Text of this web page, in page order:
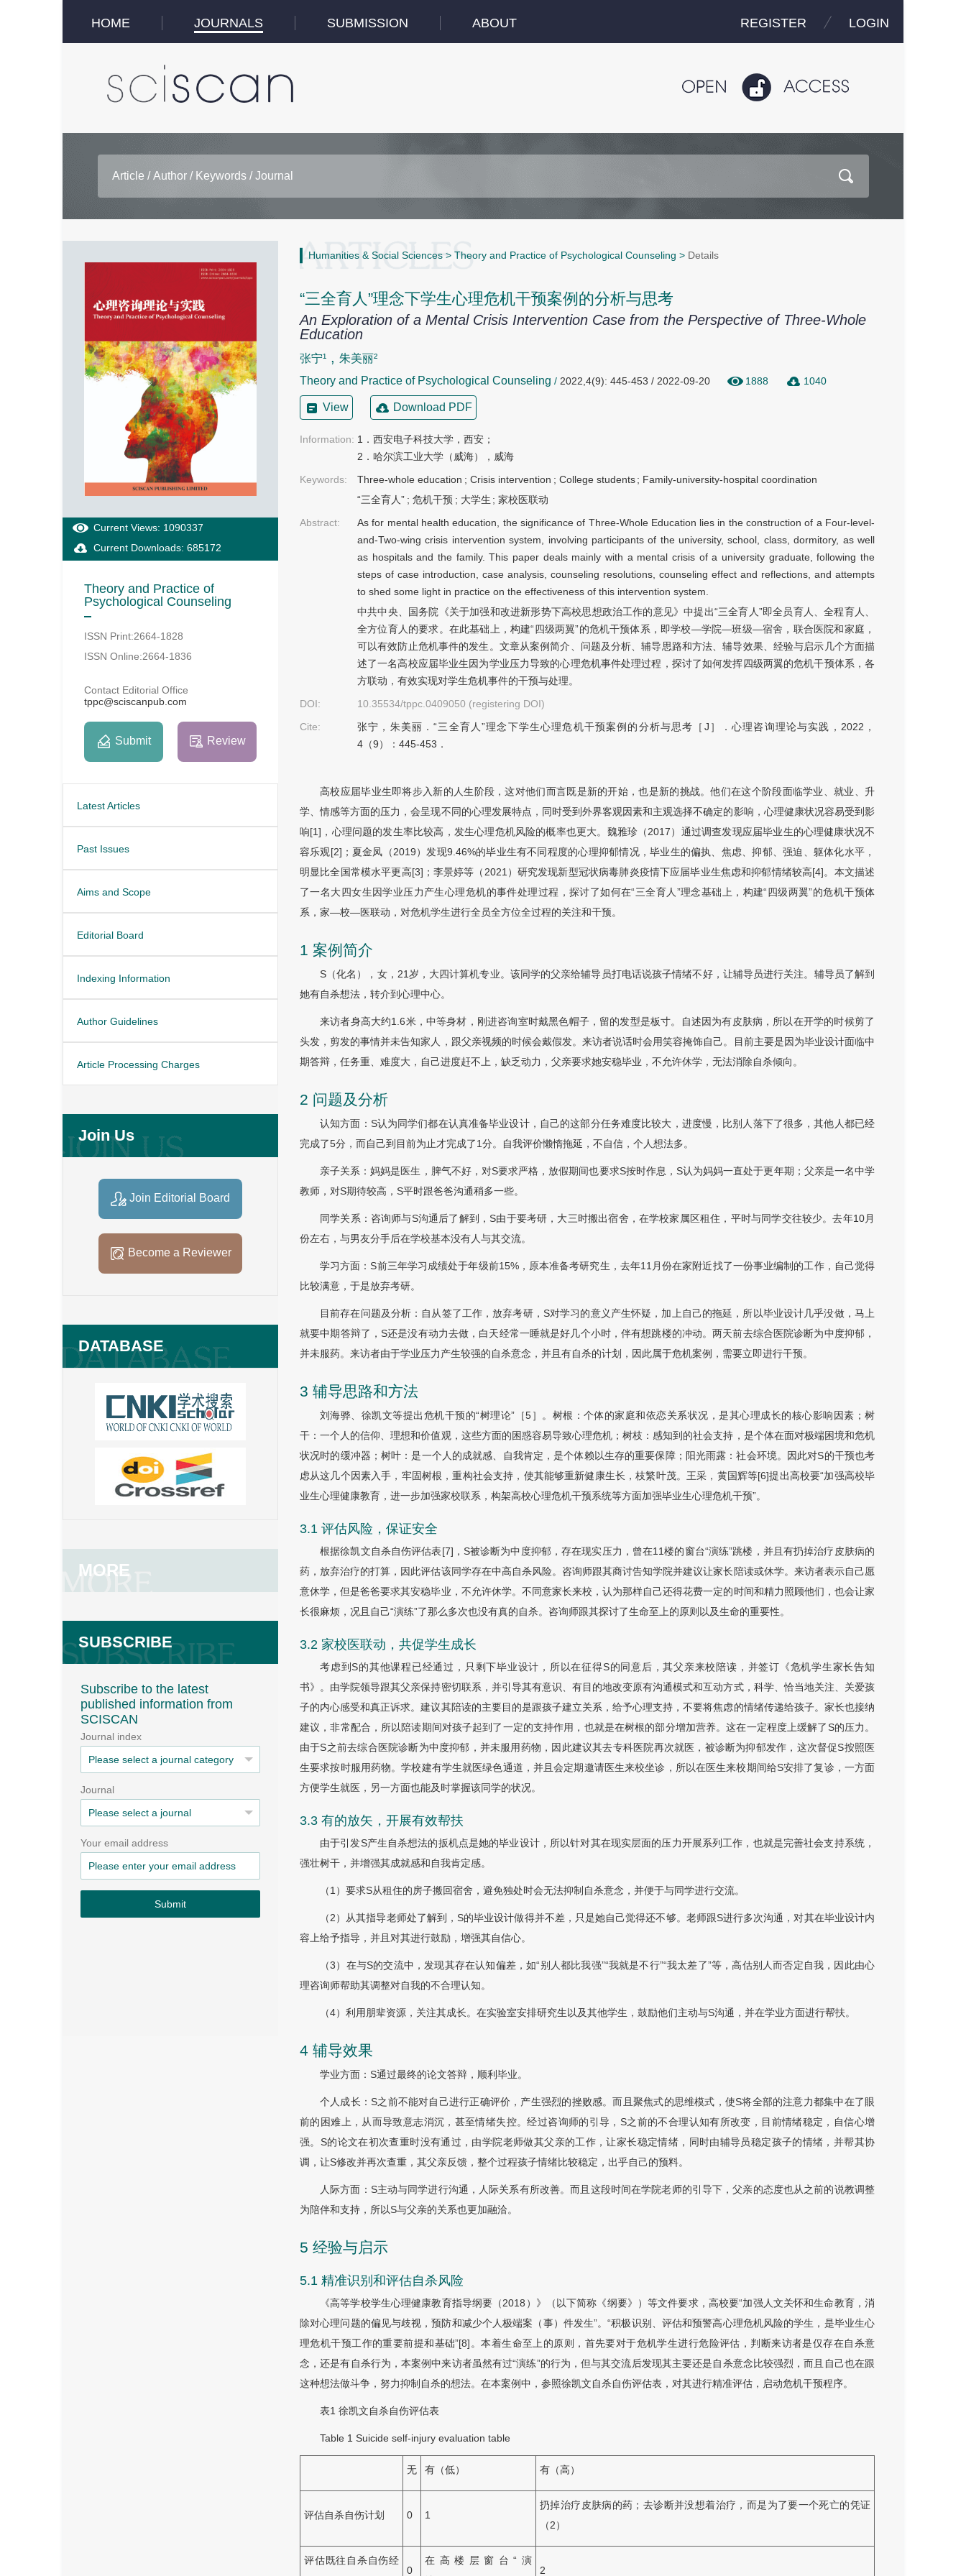
HOME JOURNALS SUBMISSION ABOUT REGISTER LOGIN
Current Views: 1090337
Current Downloads: 685172
Theory and Practice of
Psychological Counseling
ISSN Print:2664-1828
ISSN Online:2664-1836
Contact Editorial Office
tppc@sciscanpub.com
Submit Review
Latest Articles
Past Issues
Aims and Scope
Editorial Board
Indexing Information
Author Guidelines
Article Processing Charges
Join Us
Join Editorial Board
Become a Reviewer
DATABASE
MORE
SUBSCRIBE
Subscribe to the latest
published information from
SCISCAN
Journal index
Journal
Your email address
Submit
Humanities & Social Sciences > Theory and Practice of Psychological Counseling > Details
“三全育人”理念下学生心理危机干预案例的分析与思考
An Exploration of a Mental Crisis Intervention Case from the Perspective of Three-Whole
Education
张宁¹ , 朱美丽²
Theory and Practice of Psychological Counseling / 2022,4(9): 445-453 / 2022-09-20 1888 1040
View Download PDF
Information: 1．西安电子科技大学，西安；
2．哈尔滨工业大学（威海），威海
Keywords:
Three-whole education ; Crisis intervention ; College students ; Family-university-hospital coordination
“三全育人” ; 危机干预 ; 大学生 ;家校医联动
Abstract:
As for mental health education, the significance of Three-Whole Education lies in the construction of a Four-level-
and-Two-wing crisis intervention system, involving participants of the university, school, class, dormitory, as well
as hospitals and the family. This paper deals mainly with a mental crisis of a university graduate, following the
steps of case introduction, case analysis, counseling resolutions, counseling effect and reflections, and attempts
to shed some light in practice on the effectiveness of this intervention system.
中共中央、国务院《关于加强和改进新形势下高校思想政治工作的意见》中提出“三全育人”即全员育人、全程育人、
全方位育人的要求。在此基础上，构建“四级两翼”的危机干预体系，即学校—学院—班级—宿舍，联合医院和家庭，
可以有效防止危机事件的发生。文章从案例简介、问题及分析、辅导思路和方法、辅导效果、经验与启示几个方面描
述了一名高校应届毕业生因为学业压力导致的心理危机事件处理过程，探讨了如何发挥四级两翼的危机干预体系，各
方联动，有效实现对学生危机事件的干预与处理。
DOI:
10.35534/tppc.0409050 (registering DOI)
Cite:
张宁，朱美丽．“三全育人”理念下学生心理危机干预案例的分析与思考［J］．心理咨询理论与实践，2022，
4（9）：445-453．
高校应届毕业生即将步入新的人生阶段，这对他们而言既是新的开始，也是新的挑战。他们在这个阶段面临学业、就业、升
学、情感等方面的压力，会呈现不同的心理发展特点，同时受到外界客观因素和主观选择不确定的影响，心理健康状况容易受到影
响[1]，心理问题的发生率比较高，发生心理危机风险的概率也更大。魏雅珍（2017）通过调查发现应届毕业生的心理健康状况不
容乐观[2]；夏金凤（2019）发现9.46%的毕业生有不同程度的心理抑郁情况，毕业生的偏执、焦虑、抑郁、强迫、躯体化水平，
明显比全国常模水平更高[3]；李景婷等（2021）研究发现新型冠状病毒肺炎疫情下应届毕业生焦虑和抑郁情绪较高[4]。本文描述
了一名大四女生因学业压力产生心理危机的事件处理过程，探讨了如何在“三全育人”理念基础上，构建“四级两翼”的危机干预体
系，家—校—医联动，对危机学生进行全员全方位全过程的关注和干预。
1 案例简介
S（化名），女，21岁，大四计算机专业。该同学的父亲给辅导员打电话说孩子情绪不好，让辅导员进行关注。辅导员了解到
她有自杀想法，转介到心理中心。
来访者身高大约1.6米，中等身材，刚进咨询室时戴黑色帽子，留的发型是板寸。自述因为有皮肤病，所以在开学的时候剪了
头发，剪发的事情并未告知家人，跟父亲视频的时候会戴假发。来访者说话时会用笑容掩饰自己。目前主要是因为毕业设计面临中
期答辩，任务重、难度大，自己进度赶不上，缺乏动力，父亲要求她安稳毕业，不允许休学，无法消除自杀倾向。
2 问题及分析
认知方面：S认为同学们都在认真准备毕业设计，自己的这部分任务难度比较大，进度慢，比别人落下了很多，其他人都已经
完成了5分，而自己到目前为止才完成了1分。自我评价懒惰拖延，不自信，个人想法多。
亲子关系：妈妈是医生，脾气不好，对S要求严格，放假期间也要求S按时作息，S认为妈妈一直处于更年期；父亲是一名中学
教师，对S期待较高，S平时跟爸爸沟通稍多一些。
同学关系：咨询师与S沟通后了解到，S由于要考研，大三时搬出宿舍，在学校家属区租住，平时与同学交往较少。去年10月
份左右，与男友分手后在学校基本没有人与其交流。
学习方面：S前三年学习成绩处于年级前15%，原本准备考研究生，去年11月份在家附近找了一份事业编制的工作，自己觉得
比较满意，于是放弃考研。
目前存在问题及分析：自从签了工作，放弃考研，S对学习的意义产生怀疑，加上自己的拖延，所以毕业设计几乎没做，马上
就要中期答辩了，S还是没有动力去做，白天经常一睡就是好几个小时，伴有想跳楼的冲动。两天前去综合医院诊断为中度抑郁，
并未服药。来访者由于学业压力产生较强的自杀意念，并且有自杀的计划，因此属于危机案例，需要立即进行干预。
3 辅导思路和方法
刘海骅、徐凯文等提出危机干预的“树理论”［5］。树根：个体的家庭和依恋关系状况，是其心理成长的核心影响因素；树
干：一个人的信仰、理想和价值观，这些方面的困惑容易导致心理危机；树枝：感知到的社会支持，是个体在面对极端困境和危机
状况时的缓冲器；树叶：是一个人的成就感、自我肯定，是个体赖以生存的重要保障；阳光雨露：社会环境。因此对S的干预也考
虑从这几个因素入手，牢固树根，重构社会支持，使其能够重新健康生长，枝繁叶茂。王采，黄国辉等[6]提出高校要“加强高校毕
业生心理健康教育，进一步加强家校联系，构架高校心理危机干预系统等方面加强毕业生心理危机干预”。
3.1 评估风险，保证安全
根据徐凯文自杀自伤评估表[7]，S被诊断为中度抑郁，存在现实压力，曾在11楼的窗台“演练”跳楼，并且有扔掉治疗皮肤病的
药，放弃治疗的打算，因此评估该同学存在中高自杀风险。咨询师跟其商讨告知学院并建议让家长陪读或休学。来访者表示自己愿
意休学，但是爸爸要求其安稳毕业，不允许休学。不同意家长来校，认为那样自己还得花费一定的时间和精力照顾他们，也会让家
长很麻烦，况且自己“演练”了那么多次也没有真的自杀。咨询师跟其探讨了生命至上的原则以及生命的重要性。
3.2 家校医联动，共促学生成长
考虑到S的其他课程已经通过，只剩下毕业设计，所以在征得S的同意后，其父亲来校陪读，并签订《危机学生家长告知
书》。由学院领导跟其父亲保持密切联系，并引导其有意识、有目的地改变原有沟通模式和互动方式，科学、恰当地关注、关爱孩
子的内心感受和真正诉求。建议其陪读的主要目的是跟孩子建立关系，给予心理支持，不要将焦虑的情绪传递给孩子。家长也接纳
建议，非常配合，所以陪读期间对孩子起到了一定的支持作用，也就是在树根的部分增加营养。这在一定程度上缓解了S的压力。
由于S之前去综合医院诊断为中度抑郁，并未服用药物，因此建议其去专科医院再次就医，被诊断为抑郁发作，这次督促S按照医
生要求按时服用药物。学校建有学生就医绿色通道，并且会定期邀请医生来校坐诊，所以在医生来校期间给S安排了复诊，一方面
方便学生就医，另一方面也能及时掌握该同学的状况。
3.3 有的放矢，开展有效帮扶
由于引发S产生自杀想法的扳机点是她的毕业设计，所以针对其在现实层面的压力开展系列工作，也就是完善社会支持系统，
强壮树干，并增强其成就感和自我肯定感。
（1）要求S从租住的房子搬回宿舍，避免独处时会无法抑制自杀意念，并便于与同学进行交流。
（2）从其指导老师处了解到，S的毕业设计做得并不差，只是她自己觉得还不够。老师跟S进行多次沟通，对其在毕业设计内
容上给予指导，并且对其进行鼓励，增强其自信心。
（3）在与S的交流中，发现其存在认知偏差，如“别人都比我强”“我就是不行”“我太差了”等，高估别人而否定自我，因此由心
理咨询师帮助其调整对自我的不合理认知。
（4）利用朋辈资源，关注其成长。在实验室安排研究生以及其他学生，鼓励他们主动与S沟通，并在学业方面进行帮扶。
4 辅导效果
学业方面：S通过最终的论文答辩，顺利毕业。
个人成长：S之前不能对自己进行正确评价，产生强烈的挫败感。而且聚焦式的思维模式，使S将全部的注意力都集中在了眼
前的困难上，从而导致意志消沉，甚至情绪失控。经过咨询师的引导，S之前的不合理认知有所改变，目前情绪稳定，自信心增
强。S的论文在初次查重时没有通过，由学院老师做其父亲的工作，让家长稳定情绪，同时由辅导员稳定孩子的情绪，并帮其协
调，让S修改并再次查重，其父亲反馈，整个过程孩子情绪比较稳定，出乎自己的预料。
人际方面：S主动与同学进行沟通，人际关系有所改善。而且这段时间在学院老师的引导下，父亲的态度也从之前的说教调整
为陪伴和支持，所以S与父亲的关系也更加融洽。
5 经验与启示
5.1 精准识别和评估自杀风险
《高等学校学生心理健康教育指导纲要（2018）》（以下简称《纲要》）等文件要求，高校要“加强人文关怀和生命教育，消
除对心理问题的偏见与歧视，预防和减少个人极端案（事）件发生”。“积极识别、评估和预警高心理危机风险的学生，是毕业生心
理危机干预工作的重要前提和基础”[8]。本着生命至上的原则，首先要对于危机学生进行危险评估，判断来访者是仅存在自杀意
念，还是有自杀行为，本案例中来访者虽然有过“演练”的行为，但与其交流后发现其主要还是自杀意念比较强烈，而且自己也在跟
这种想法做斗争，努力抑制自杀的想法。在本案例中，参照徐凯文自杀自伤评估表，对其进行精准评估，启动危机干预程序。
表1 徐凯文自杀自伤评估表
Table 1 Suicide self-injury evaluation table
无 有（低） 有（高）
评估自杀自伤计划 0 1
扔掉治疗皮肤病的药；去诊断并没想着治疗，而是为了要一个死亡的凭证
（2）
评估既往自杀自伤经
0
在高楼层窗台“演
2